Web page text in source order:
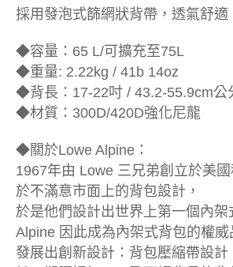
採用發泡式篩網狀背帶，透氣舒適
◆容量：65 L/可擴充至75L
◆重量: 2.22kg / 41b 14oz
◆背長：17-22吋 / 43.2-55.9cm公
◆材質：300D/420D強化尼龍
◆關於Lowe Alpine：
1967年由 Lowe 三兄弟創立於美
於不滿意市面上的背包設計，
於是他們設計出世界上第一個內
Alpine 因此成為內架式背包的權威
發展出創新設計：背包壓縮帶設計